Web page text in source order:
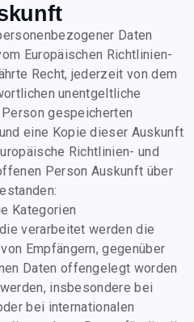
Daten
Europäischen Richtlinien-
Recht, jederzeit von dem
unentgeltliche
gespeicherten
eine Kopie dieser Auskunft
Richtlinien- und
Person Auskunft über
Kategorien
verarbeitet werden die
Empfängern, gegenüber
Daten offengelegt worden
insbesondere bei
bei internationalen